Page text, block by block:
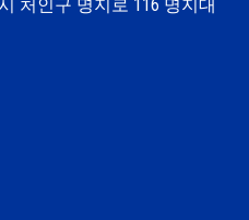
처인구 명지로 116 명지대